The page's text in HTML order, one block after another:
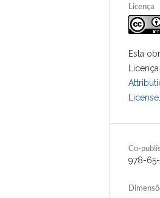
Licença
Esta
Licença
License
Co-
978-